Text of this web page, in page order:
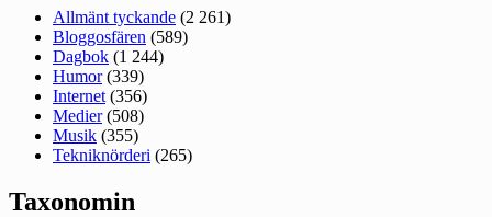
Allmänt tyckande (2 261)
Bloggosfären (589)
Dagbok (1 244)
Humor(339)
Internet (356)
Medier(508)
Musik (355)
Tekniknörderi (265)
Taxonomin